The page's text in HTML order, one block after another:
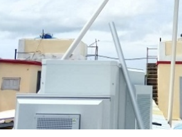
0
Una serie con los
de muchas
28 febrero, 2026 Julio